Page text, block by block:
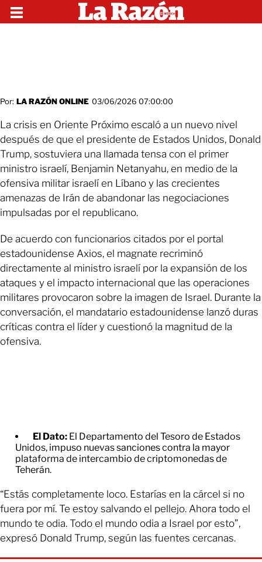
Por: LA RAZÓN ONLINE 03/06/2026 07:00:00
La crisis en Oriente Próximo escaló a un nuevo nivel
después de que el presidente de Estados Unidos, Donald
Trump, sostuviera una llamada tensa con el primer
ministro israelí, Benjamin Netanyahu, en medio de la
ofensiva militar israelí en Líbano y las crecientes
amenazas de Irán de abandonar las negociaciones
impulsadas por el republicano.
De acuerdo con funcionarios citados por el portal
estadounidense Axios, el magnate recriminó
directamente al ministro israelí por la expansión de los
ataques y el impacto internacional que las operaciones
militares provocaron sobre la imagen de Israel. Durante la
conversación, el mandatario estadounidense lanzó duras
críticas contra el líder y cuestionó la magnitud de la
ofensiva.
El Dato: El Departamento del Tesoro de Estados
Unidos, impuso nuevas sanciones contra la mayor
plataforma de intercambio de criptomonedas de
Teherán.
“Estás completamente loco. Estarías en la cárcel si no
fuera por mí. Te estoy salvando el pellejo. Ahora todo el
mundo te odia. Todo el mundo odia a Israel por esto”,
expresó Donald Trump, según las fuentes cercanas.